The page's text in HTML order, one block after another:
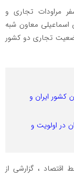
مراودات تجاری و
اسماعیلی معاون شبه
تجاری دو کشور
کشور ایران و
در اولویت و
اقتصاد ، گزارشی از